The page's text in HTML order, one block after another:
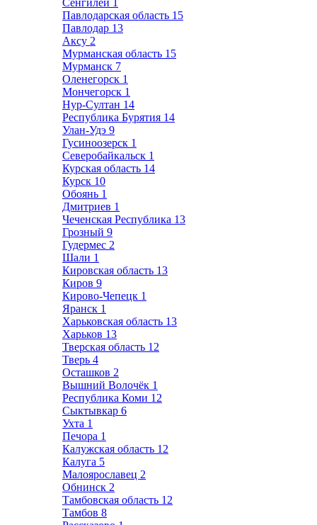
Сенгилей 1
Павлодарская область 15
Павлодар 13
Аксу 2
Мурманская область 15
Мурманск 7
Оленегорск 1
Мончегорск 1
Нур-Султан 14
Республика Бурятия 14
Улан-Удэ 9
Гусиноозерск 1
Северобайкальск 1
Курская область 14
Курск 10
Обоянь 1
Дмитриев 1
Чеченская Республика 13
Грозный 9
Гудермес 2
Шали 1
Кировская область 13
Киров 9
Кирово-Чепецк 1
Яранск 1
Харьковская область 13
Харьков 13
Тверская область 12
Тверь 4
Осташков 2
Вышний Волочёк 1
Республика Коми 12
Сыктывкар 6
Ухта 1
Печора 1
Калужская область 12
Калуга 5
Малоярославец 2
Обнинск 2
Тамбовская область 12
Тамбов 8